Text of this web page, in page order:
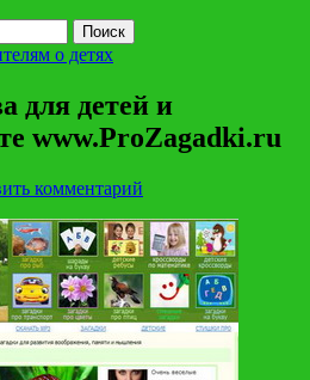
о детях
для детей и
www.ProZagadki.ru
комментарий